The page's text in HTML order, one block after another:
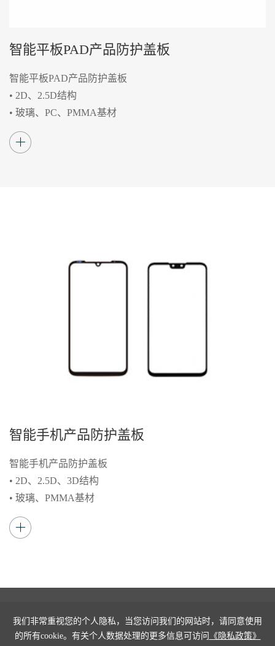
我们非常重视您的个人隐私，当您访问我们的网站时，请同意使用
的所有cookie。有关个人数据处理的更多信息可访问
《隐私政策》
智能平板PAD产品防护盖板
智能平板PAD产品防护盖板
• 2D、2.5D结构
• 玻璃、PC、PMMA基材
• 表面3A处理（AG防眩光、AF防指纹、AR抗反
射增透）
智能手机产品防护盖板
智能手机产品防护盖板
• 2D、2.5D、3D结构
• 玻璃、PMMA基材
• 表面3A处理（AG防眩光、AF防指纹、AR抗反
射增透）